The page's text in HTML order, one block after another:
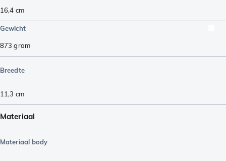
16,4 cm
Gewicht
873 gram
Breedte
11,3 cm
Materiaal
Materiaal body